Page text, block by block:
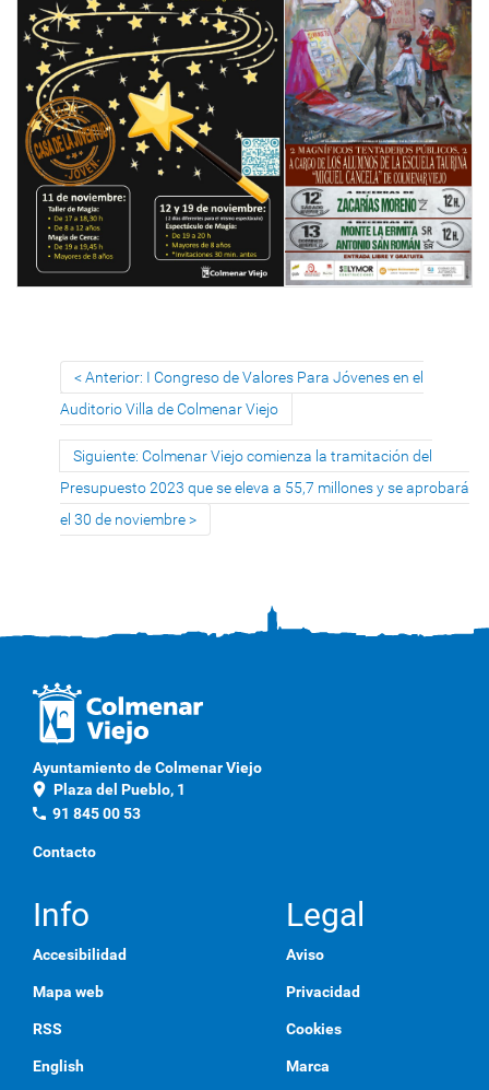
Anterior: I Congreso de Valores Para Jóvenes en el
Auditorio Villa de Colmenar Viejo
Siguiente: Colmenar Viejo comienza la tramitación del
Presupuesto 2023 que se eleva a 55,7 millones y se aprobará
el 30 de noviembre
Ayuntamiento de Colmenar Viejo
location_on Plaza del Pueblo, 1
phone 91 845 00 53
Contacto
Info
Accesibilidad
Mapa web
RSS
English
Legal
Aviso
Privacidad
Cookies
Marca